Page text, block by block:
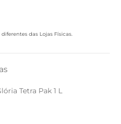
das Lojas Físicas.
Tetra Pak 1 L